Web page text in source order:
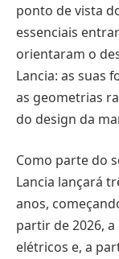
ponto de vista
essenciais
orientaram o
Lancia: as suas
as geometrias
do design da
Como parte do
Lancia lançará
anos,
partir de 2026,
elétricos e, a